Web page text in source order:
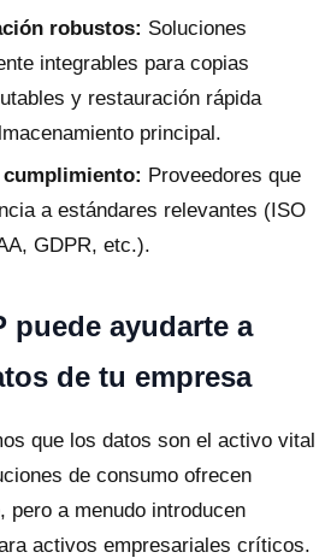
robustos: Soluciones
integrables para copias
y restauración rápida
principal.
Proveedores que
a estándares relevantes (ISO
GDPR, etc.).
puede ayudarte a
de tu empresa
que los datos son el activo vital
de consumo ofrecen
pero a menudo introducen
activos empresariales críticos.